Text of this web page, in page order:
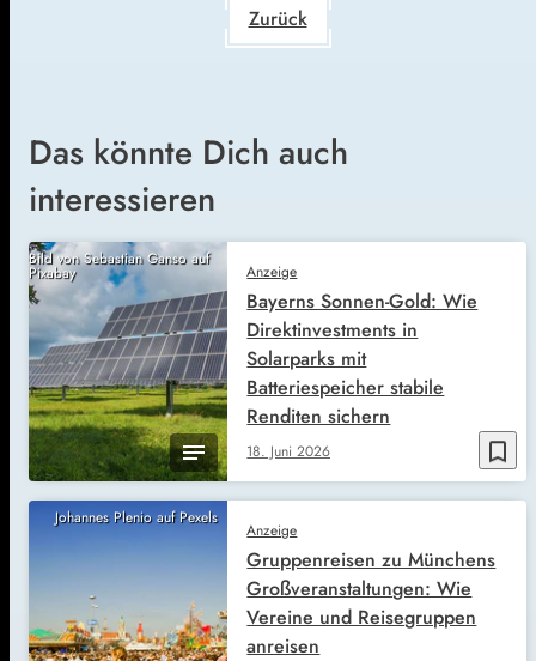
Zurück
Das könnte Dich auch
interessieren
Bild von Sebastian Ganso auf
Pixabay
bookmark_border
Anzeige
18. Juni 2026
Bayerns Sonnen-Gold: Wie
Direktinvestments in
Solarparks mit
Batteriespeicher stabile
Renditen sichern
Johannes Plenio auf Pexels
Anzeige
Gruppenreisen zu Münchens
Großveranstaltungen: Wie
Vereine und Reisegruppen
anreisen